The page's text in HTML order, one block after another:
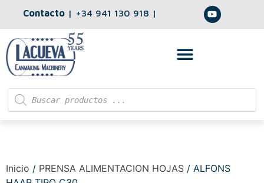
Contacto | +34 941 130 918 |
Inicio / PRENSA ALIMENTACION HOJAS / ALFONS